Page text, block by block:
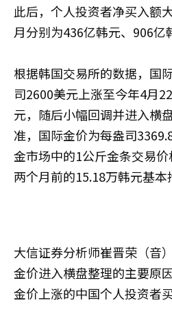
此后，个人投资者净买入额
月分别为436亿韩元、906亿
根据韩国交易所的数据，国
司2600美元上涨至今年4月
元，随后小幅回调并进入横
准，国际金价为每盎司
金市场中的1公斤金条交易
两个月前的15.18万韩元基本
大信证券分析师崔晋荣（音
金价进入横盘整理的主要原
金价上涨的中国个人投资者